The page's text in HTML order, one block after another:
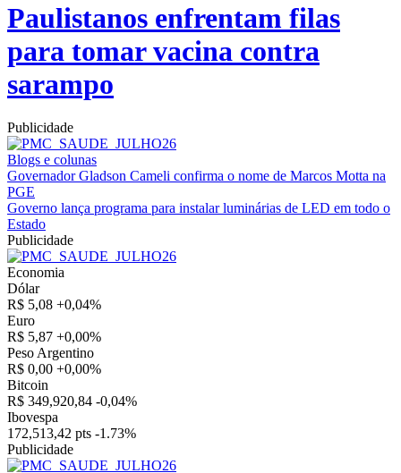
Paulistanos enfrentam filas
para tomar vacina contra
sarampo
Publicidade
Blogs e colunas
Governador Gladson Cameli confirma o nome de Marcos Motta na
PGE
Governo lança programa para instalar luminárias de LED em todo o
Estado
Publicidade
Economia
Dólar
R$ 5,08 +0,04%
Euro
R$ 5,87 +0,00%
Peso Argentino
R$ 0,00 +0,00%
Bitcoin
R$ 349,920,84 -0,04%
Ibovespa
172,513,42 pts -1.73%
Publicidade